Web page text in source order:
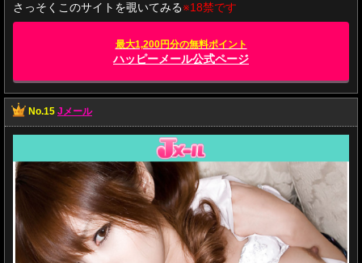
さっそくこのサイトを覗いてみる※18禁です
最大1,200円分の無料ポイント
ハッピーメール公式ページ
No.15 Jメール